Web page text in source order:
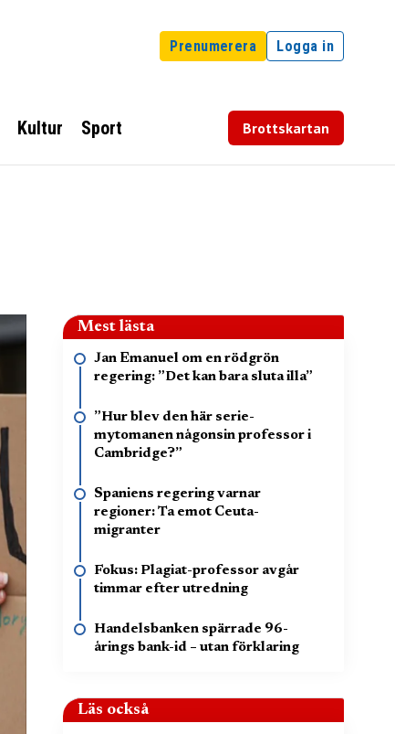
Prenumerera Logga in
Kultur Sport Brottskartan
Mest lästa
Jan Emanuel om en rödgrön
regering: ”Det kan bara sluta illa”
”Hur blev den här serie-
mytomanen någonsin professor i
Cambridge?”
Spaniens regering varnar
regioner: Ta emot Ceuta-
migranter
Fokus: Plagiat-professor avgår
timmar efter utredning
Handelsbanken spärrade 96-
årings bank-id – utan förklaring
Läs också